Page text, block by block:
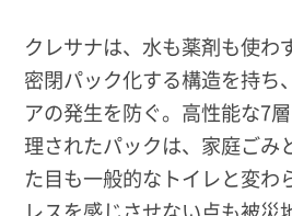
クレサナは、水も薬剤も使わ
密閉パック化する構造を持ち
アの発生を防ぐ。高性能な7
理されたパックは、家庭ごみ
た目も一般的なトイレと変わ
レスを感じさせない点も被災